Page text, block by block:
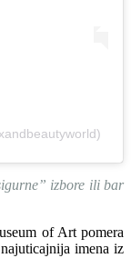
izbore ili bar
of Art pomera
imena iz